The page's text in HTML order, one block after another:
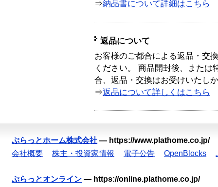
⇒納品書について詳細はこちら
返品について
お客様のご都合による返品・交
ください。 商品開封後、または
合、返品・交換はお受けいたし
⇒返品について詳しくはこちら
ぷらっとホーム株式会社 — https://www.plathome.co.jp/
会社概要
株主・投資家情報 電子公告 OpenBlocks
ぷらっとオンライン — https://online.plathome.co.jp/